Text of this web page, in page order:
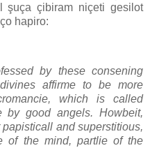
şuça çibiram niçeti gesilot
hapiro:
by these consening
affirme to be more
which is called
by good angels. Howbeit,
and superstitious,
of the mind, partlie of the